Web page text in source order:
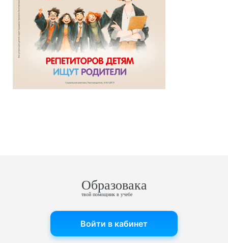
Образовака
твой помощник в учебе
Войти в кабинет